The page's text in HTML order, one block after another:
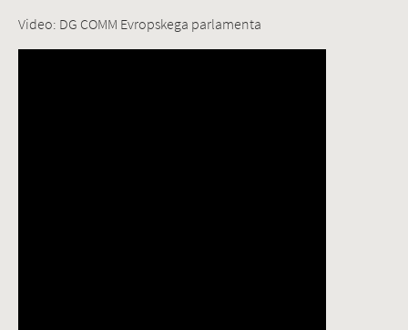
Video: DG COMM Evropskega parlamenta